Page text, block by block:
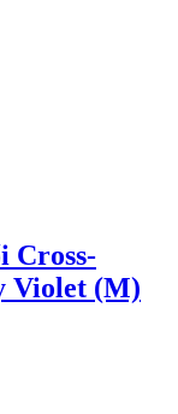
Cross-
Violet (M)